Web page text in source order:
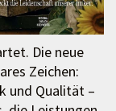
Die neue
Zeichen:
und Qualität –